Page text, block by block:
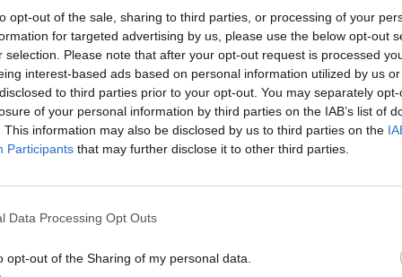
opt-out of the sale, sharing to third parties, or processing of your
for targeted advertising by us, please use the below opt-out
selection. Please note that after your opt-out request is processed
interest-based ads based on personal information utilized by us
to third parties prior to your opt-out. You may separately
of your personal information by third parties on the IAB’s list of
This information may also be disclosed by us to third parties on the
Participants that may further disclose it to other third parties.
Data Processing Opt Outs
opt-out of the Sharing of my personal data.
nel 2023 di Egea Commerciale è dovuta anche al
dell'organico
deve parte della crescita di fatturato e utili del 2023
del proprio organico, che rispetto al 2022 è salito del 5%.
l'azienda conta ben 7.500 dipendenti, dato che evidenzia
del capitale umano e il suo ruolo nella crescita e nel successo
precedente, quindi, l'incremento di dipendenti è stato di